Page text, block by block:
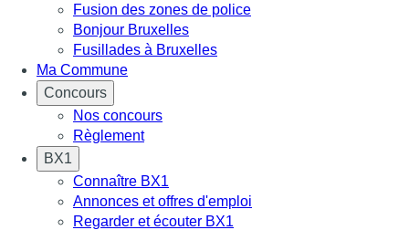
Fusion des zones de police
Bonjour Bruxelles
Fusillades à Bruxelles
Ma Commune
Concours
Nos concours
Règlement
BX1
Connaître BX1
Annonces et offres d'emploi
Regarder et écouter BX1